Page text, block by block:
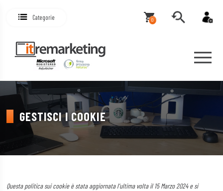
Categorie 0
GESTISCI I COOKIE
Questa politica sui cookie è stata aggiornata l'ultima volta il 15 Marzo 2024 e si